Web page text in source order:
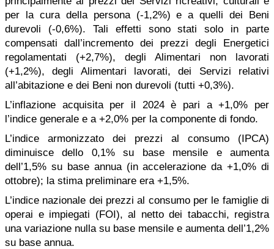
per la cura della persona (-1,2%) e a quelli dei Beni
durevoli (-0,6%). Tali effetti sono stati solo in parte
compensati dall’incremento dei prezzi degli Energetici
regolamentati (+2,7%), degli Alimentari non lavorati
(+1,2%), degli Alimentari lavorati, dei Servizi relativi
all’abitazione e dei Beni non durevoli (tutti +0,3%).
L’inflazione acquisita per il 2024 è pari a +1,0% per
l’indice generale e a +2,0% per la componente di fondo.
L’indice armonizzato dei prezzi al consumo (IPCA)
diminuisce dello 0,1% su base mensile e aumenta
dell’1,5% su base annua (in accelerazione da +1,0% di
ottobre); la stima preliminare era +1,5%.
L’indice nazionale dei prezzi al consumo per le famiglie di
operai e impiegati (FOI), al netto dei tabacchi, registra
una variazione nulla su base mensile e aumenta dell’1,2%
su base annua.